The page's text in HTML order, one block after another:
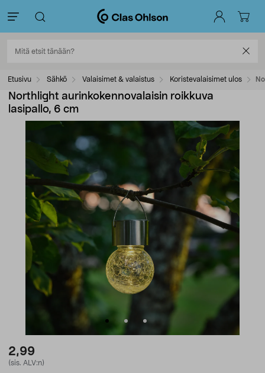
Etusivu Sähkö Valaisimet & valaistus Koristevalaisimet ulos
Northlight aurinkokennovalaisin roikkuva
lasipallo, 6 cm
2,99
(sis. ALV:n)